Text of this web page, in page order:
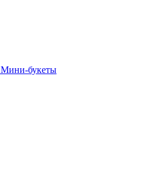
Мини-букеты